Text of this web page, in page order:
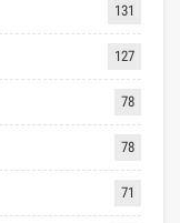
131
127
78
78
71